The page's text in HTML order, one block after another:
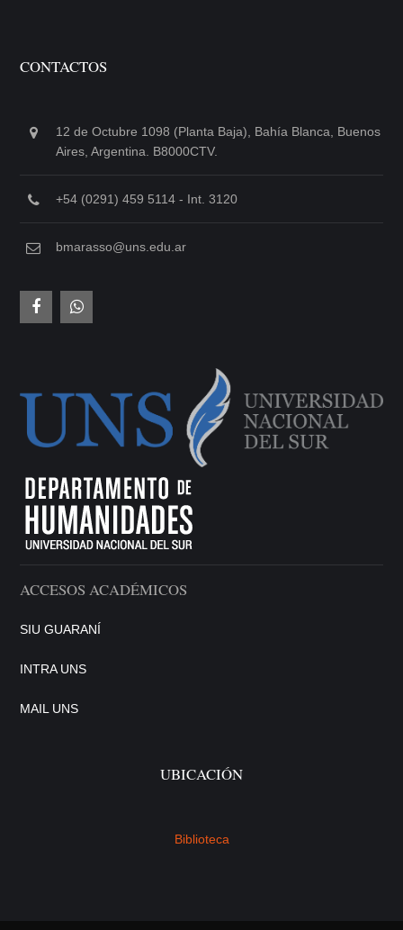
CONTACTOS
12 de Octubre 1098 (Planta Baja), Bahía Blanca, Buenos
Aires, Argentina. B8000CTV.
+54 (0291) 459 5114 - Int. 3120
bmarasso@uns.edu.ar
ACCESOS ACADÉMICOS
SIU GUARANÍ
INTRA UNS
MAIL UNS
UBICACIÓN
Biblioteca